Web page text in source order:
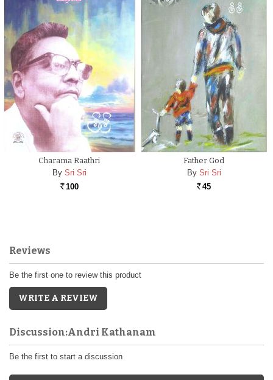
Charama Raathri
By Sri Sri
Rs. 100
Father God
By Sri Sri
Rs. 45
Reviews
Be the first one to review this product
WRITE A REVIEW
Discussion:Andri Kathanam
Be the first to start a discussion